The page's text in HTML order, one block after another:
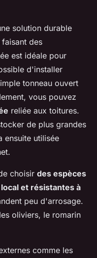
solution durable
des
est idéale pour
d'installer
tonneau ouvert
vous pouvez
reliée aux toitures.
de plus grandes
ensuite utilisée
choisir des espèces
et résistantes à
peu d'arrosage.
oliviers, le romarin
comme les